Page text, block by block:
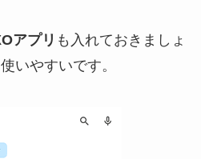
アプリ も入れておきましょ
いやすいです。